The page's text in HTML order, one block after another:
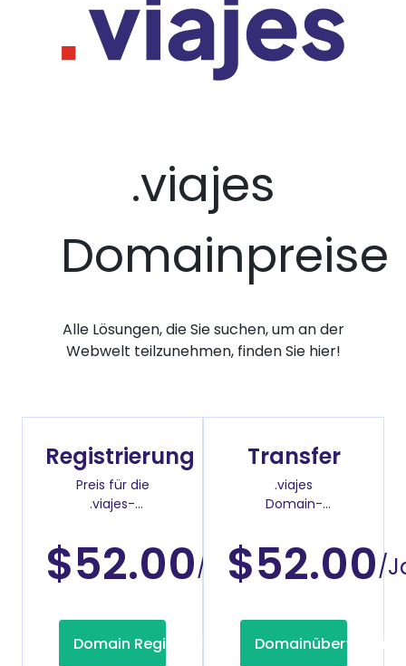
.viajes
Domainpreise
Alle Lösungen, die Sie suchen, um an der
Webwelt teilzunehmen, finden Sie hier!
Registrierung
Preis für die
.viajes-
$52.00/Jahr
Domain Registrierung
Transfer
.viajes
Domain-
$52.00/
Domainübertragung